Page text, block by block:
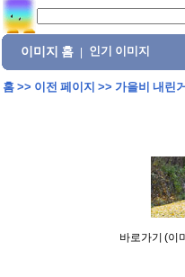
이미지 홈 인기 이미지
홈>> 이전 페이지 >> 가을비 내린
바로가기 (이